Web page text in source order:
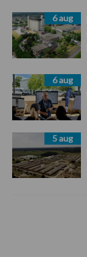
6 aug
6 aug
5 aug